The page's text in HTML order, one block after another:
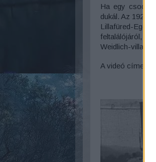
Ha egy
dukál. Az 1927
Lillafüred-Eger
feltalálójáról,
Weidlich-villa,
A videó címe: